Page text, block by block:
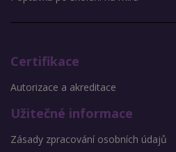
Certifikace
Autorizace a akreditace
Užitečné informace
Zásady zpracování osobních údajů